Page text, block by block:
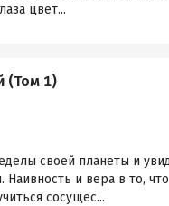
цвет...
(Том 1)
своей планеты и
Наивность и вера в то,
сосущес...